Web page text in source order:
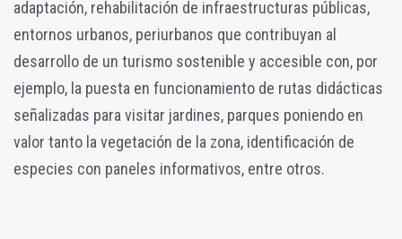
adaptación, rehabilitación de infraestructuras públicas,
entornos urbanos, periurbanos que contribuyan al
desarrollo de un turismo sostenible y accesible con, por
ejemplo, la puesta en funcionamiento de rutas didácticas
señalizadas para visitar jardines, parques poniendo en
valor tanto la vegetación de la zona, identificación de
especies con paneles informativos, entre otros.